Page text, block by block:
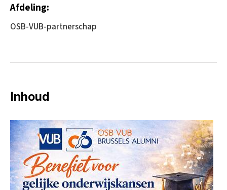
Afdeling:
OSB-VUB-partnerschap
Inhoud